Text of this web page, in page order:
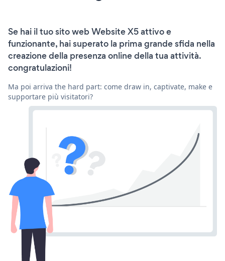
Se hai il tuo sito web Website X5 attivo e
funzionante, hai superato la prima grande sfida nella
creazione della presenza online della tua attività.
congratulazioni!
Ma poi arriva the hard part: come draw in, captivate, make e
supportare più visitatori?